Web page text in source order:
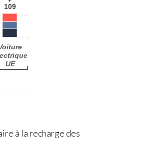
à la recharge des